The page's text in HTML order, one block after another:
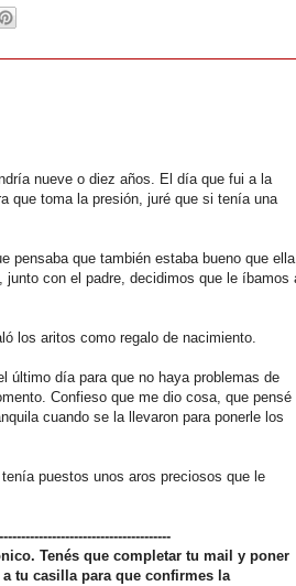
nueve o diez años. El día que fui a la
que toma la presión, juré que si tenía una
pensaba que también estaba bueno que ella
con el padre, decidimos que le íbamos
los aritos como regalo de nacimiento.
último día para que no haya problemas de
Confieso que me dio cosa, que pensé
cuando se la llevaron para ponerle los
puestos unos aros preciosos que le
Tenés que completar tu mail y poner
tu casilla para que confirmes la